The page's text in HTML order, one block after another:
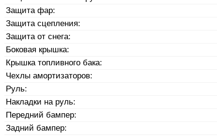
Защита фар:
Защита сцепления:
Защита от снега:
Боковая крышка:
Крышка топливного бака:
Чехлы амортизаторов:
Руль:
Накладки на руль:
Передний бампер:
Задний бампер: